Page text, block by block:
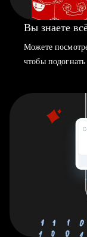
Вы знаете
Можете
чтобы